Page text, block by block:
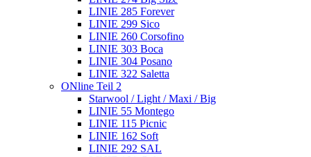
LINIE 285 Forever
LINIE 299 Sico
LINIE 260 Corsofino
LINIE 303 Boca
LINIE 304 Posano
LINIE 322 Saletta
ONline Teil 2
Starwool / Light / Maxi / Big
LINIE 55 Montego
LINIE 115 Picnic
LINIE 162 Soft
LINIE 292 SAL